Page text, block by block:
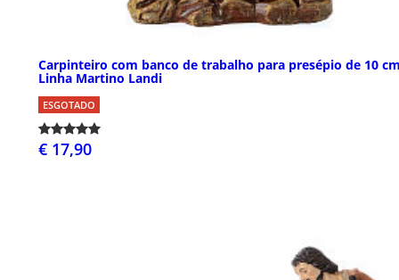
Carpinteiro com banco de trabalho para presépio de 10
Linha Martino Landi
ESGOTADO
€ 17,90